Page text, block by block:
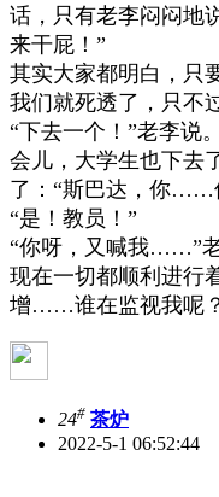
话，只有老李闷闷地
来干屁！ ”
其实大家都明白，只
我们就死透了，只不
“下去一个！ ”老李说。
会儿，大学生也下去
了： “斯巴达，你……
“是！教员！ ”
“你呀，又喊我……”
现在一切都顺利进行
增……谁在监视我呢？
24# 茶炉
2022-5-1 06:52:44